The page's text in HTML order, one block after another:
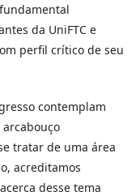
da UniFTC e
perfil crítico de seu
contemplam
tratar de uma área
acreditamos
desse tema